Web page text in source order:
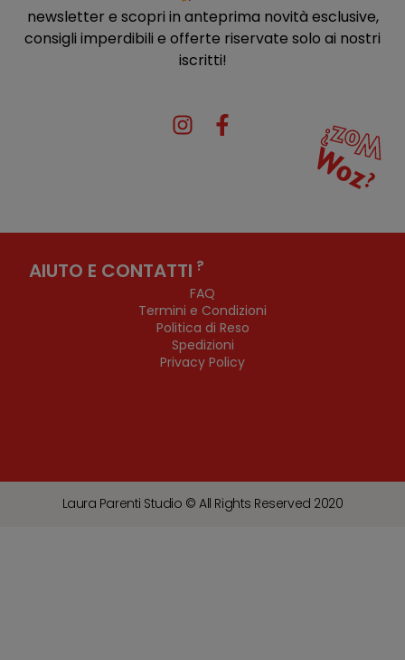
newsletter e scopri in anteprima novità esclusive,
consigli imperdibili e offerte riservate solo ai nostri
iscritti!
AIUTO E CONTATTI ?
FAQ
Termini e Condizioni
Politica di Reso
Spedizioni
Privacy Policy
Laura Parenti Studio © All Rights Reserved 2020